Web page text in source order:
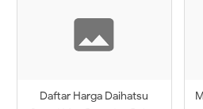
Daftar Harga Daihatsu